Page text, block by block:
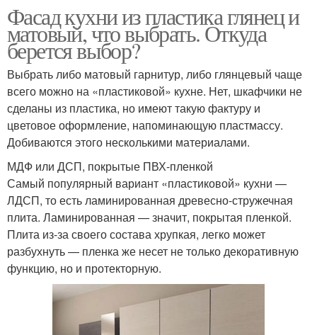
Фасад кухни из пластика глянец и
матовый, что выбрать. Откуда
берется выбор?
Выбрать либо матовый гарнитур, либо глянцевый чаще
всего можно на «пластиковой» кухне. Нет, шкафчики не
сделаны из пластика, но имеют такую фактуру и
цветовое оформление, напоминающую пластмассу.
Добиваются этого несколькими материалами.
МДФ или ДСП, покрытые ПВХ-пленкой
Самый популярный вариант «пластиковой» кухни —
ЛДСП, то есть ламинированная древесно-стружечная
плита. Ламинированная — значит, покрытая пленкой.
Плита из-за своего состава хрупкая, легко может
разбухнуть — пленка же несет не только декоративную
функцию, но и протекторную.